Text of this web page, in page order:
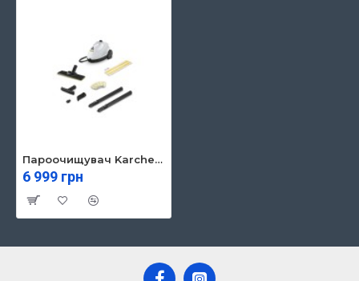
Пароочищувач Karcher 1.512-600.0
6 999 грн